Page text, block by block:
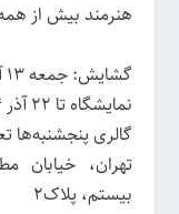
هنرمند بیش از
گشایش: جمعه ۱۳ آذر – ساعت ۱۶ تا ۲۰
نمایشگاه تا ۲۲ آذر ۹۴ هر روز از ساعت ۱۶ تا ۲۰ دایر است.
گالری
تهران، خیابان
بیستم، پلاک۲